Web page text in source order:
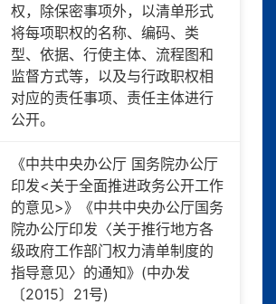
权，除保密事项外，以清单形式
将每项职权的名称、编码、类
型、依据、行使主体、流程图和
监督方式等，以及与行政职权相
对应的责任事项、责任主体进行
公开。
《中共中央办公厅 国务院办公厅
印发<关于全面推进政务公开工作
的意见>》《中共中央办公厅国务
院办公厅印发〈关于推行地方各
级政府工作部门权力清单制度的
指导意见〉的通知》(中办发
〔2015〕21号)